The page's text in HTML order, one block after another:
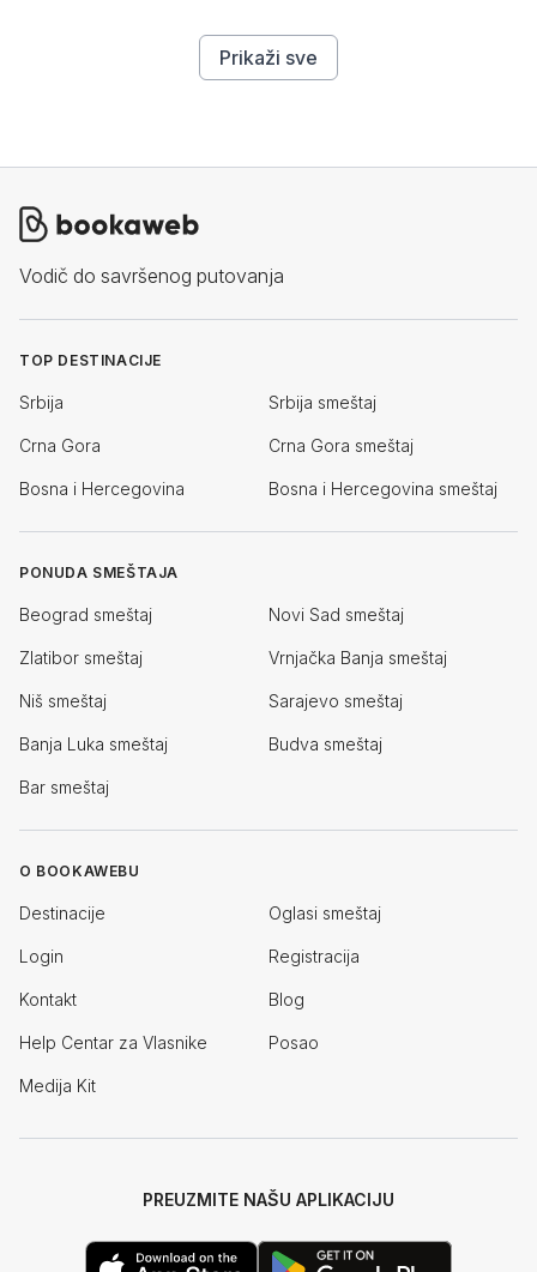
Prikaži sve
Vodič do savršenog putovanja
TOP DESTINACIJE
Srbija Srbija smeštaj
Crna Gora Crna Gora smeštaj
Bosna i Hercegovina Bosna i Hercegovina smeštaj
PONUDA SMEŠTAJA
Beograd smeštaj Novi Sad smeštaj
Zlatibor smeštaj Vrnjačka Banja smeštaj
Niš smeštaj Sarajevo smeštaj
Banja Luka smeštaj Budva smeštaj
Bar smeštaj
O BOOKAWEBU
Destinacije Oglasi smeštaj
Login Registracija
Kontakt Blog
Help Centar za Vlasnike Posao
Medija Kit
PREUZMITE NAŠU APLIKACIJU